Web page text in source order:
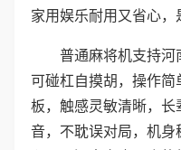
家用娱乐耐用又省心，
普通麻将机支持河
可碰杠自摸胡，操作
板，触感灵敏清晰，
音，不耽误对局，机